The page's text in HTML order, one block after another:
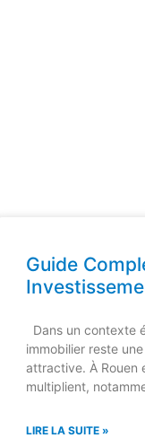
Guide
Dans un contexte
immobilier reste
attractive. À Rouen
multiplient,
LIRE LA SUITE »